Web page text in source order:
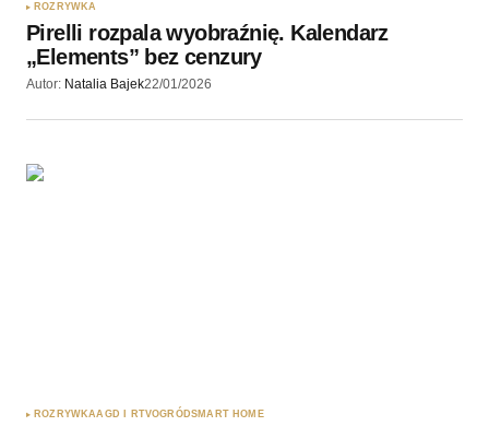
ROZRYWKA
Pirelli rozpala wyobraźnię. Kalendarz
„Elements” bez cenzury
Autor: Natalia Bajek22/01/2026
ROZRYWKAAGD I RTVOGRÓDSMART HOME